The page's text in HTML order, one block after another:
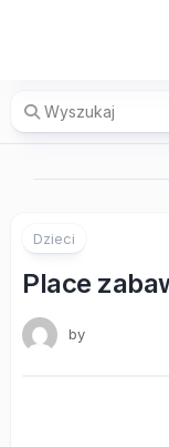
Dzieci
Place
by